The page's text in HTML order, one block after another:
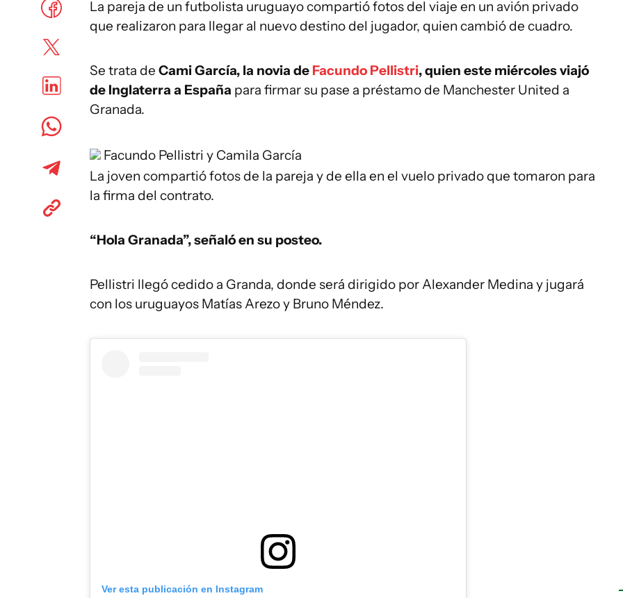
La pareja de un futbolista uruguayo compartió fotos del viaje en un avión privado
que realizaron para llegar al nuevo destino del jugador, quien cambió de cuadro.
Se trata de Cami García, la novia de Facundo Pellistri, quien este miércoles viajó
de Inglaterra a España para firmar su pase a préstamo de Manchester United a
Granada.
Facundo Pellistri y Camila García
La joven compartió fotos de la pareja y de ella en el vuelo privado que tomaron para
la firma del contrato.
“Hola Granada”, señaló en su posteo.
Pellistri llegó cedido a Granda, donde será dirigido por Alexander Medina y jugará
con los uruguayos Matías Arezo y Bruno Méndez.
Ver esta publicación en Instagram